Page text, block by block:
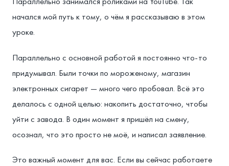
начался мой путь к тому, о чём я рассказываю в этом
уроке.
Параллельно с основной работой я постоянно что-то
придумывал. Были точки по мороженому, магазин
электронных сигарет — много чего пробовал. Всё это
делалось с одной целью: накопить достаточно, чтобы
уйти с завода. В один момент я пришёл на смену,
осознал, что это просто не моё, и написал заявление.
Это важный момент для вас. Если вы сейчас работаете